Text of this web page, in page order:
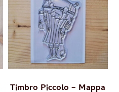
Timbro Piccolo – Mappa